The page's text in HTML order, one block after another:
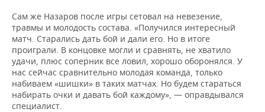
Сам же Назаров после игры сетовал на невезение,
травмы и молодость состава. «Получился интересный
матч. Старались дать бой и дали его. Но в итоге
проиграли. В концовке могли и сравнять, не хватило
удачи, плюс соперник все ловил, хорошо оборонялся. У
нас сейчас сравнительно молодая команда, только
набиваем «шишки» в таких матчах. Но будем стараться
набирать очки и давать бой каждому», — оправдывался
специалист.